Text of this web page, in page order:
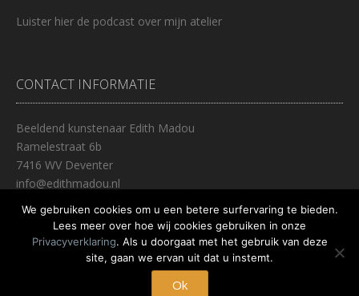
Luister hier de podcast over mijn atelier
CONTACT INFORMATIE
Beeldend kunstenaar Edith Madou
Ramelestraat 6b
7416 WV Deventer
info@edithmadou.nl
0653447237
We gebruiken cookies om u een betere surfervaring te bieden.
Lees meer over hoe wij cookies gebruiken in onze
Privacyverklaring. Als u doorgaat met het gebruik van deze
site, gaan we ervan uit dat u instemt.
Ok